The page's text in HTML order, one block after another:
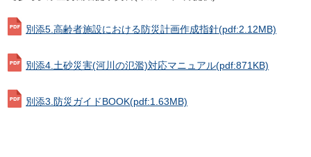
別添5.高齢者施設における防災計画作成指針(pdf:2.12MB)
別添4.土砂災害(河川の氾濫)対応マニュアル(pdf:871KB)
別添3.防災ガイドBOOK(pdf:1.63MB)